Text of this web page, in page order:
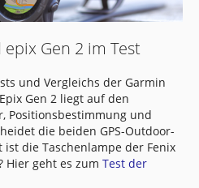
Gen 2 im Test
und Vergleichs der Garmin
Gen 2 liegt auf den
Positionsbestimmung und
die beiden GPS-Outdoor-
ist die Taschenlampe der Fenix
Hier geht es zum Test der